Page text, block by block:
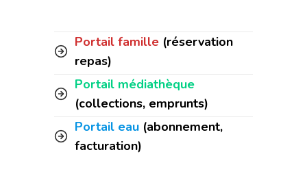
Portail famille (réservation
repas)
Portail médiathèque
(collections, emprunts)
Portail eau (abonnement,
facturation)